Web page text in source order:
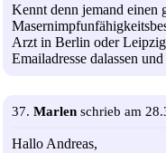
Kennt denn jemand einen
Arzt in Berlin oder
Emailadresse dalassen
37. Marlen schrieb am
Hallo Andreas,